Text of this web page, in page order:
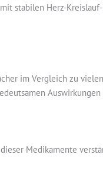
stabilen Herz-
im Vergleich zu
Auswirkungen
Medikamente